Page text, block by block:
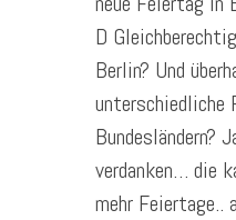
D
Berlin? Und
unterschiedliche
Bundesländern?
verdanken… die
mehr Feiertage..